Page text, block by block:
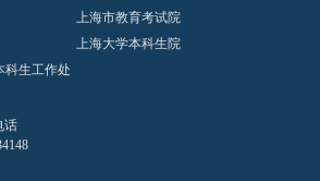
上海市教育考试院
上海大学本科生院
科生工作处
话